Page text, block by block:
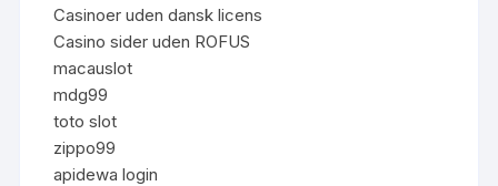
Casinoer uden dansk licens
Casino sider uden ROFUS
macauslot
mdg99
toto slot
zippo99
apidewa login